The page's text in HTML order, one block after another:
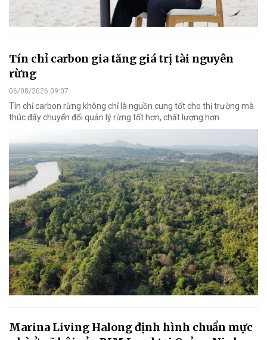
Tín chỉ carbon gia tăng giá trị tài nguyên
rừng
06/08/2026 09:07
Tín chỉ carbon rừng không chỉ là nguồn cung tốt cho thị trường mà
thúc đẩy chuyển đổi quản lý rừng tốt hơn, chất lượng hơn.
Marina Living Halong định hình chuẩn mực